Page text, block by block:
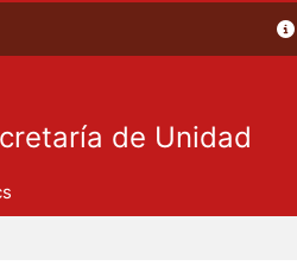
de Unidad